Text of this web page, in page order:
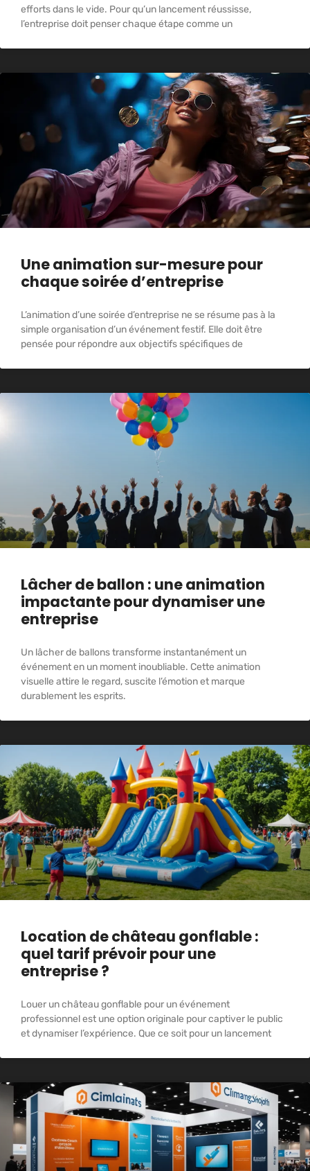
efforts dans le vide. Pour qu’un lancement réussisse,
l’entreprise doit penser chaque étape comme un
Une animation sur-mesure pour
chaque soirée d’entreprise
L’animation d’une soirée d’entreprise ne se résume pas à la
simple organisation d’un événement festif. Elle doit être
pensée pour répondre aux objectifs spécifiques de
Lâcher de ballon : une animation
impactante pour dynamiser une
entreprise
Un lâcher de ballons transforme instantanément un
événement en un moment inoubliable. Cette animation
visuelle attire le regard, suscite l’émotion et marque
durablement les esprits.
Location de château gonflable :
quel tarif prévoir pour une
entreprise ?
Louer un château gonflable pour un événement
professionnel est une option originale pour captiver le public
et dynamiser l’expérience. Que ce soit pour un lancement